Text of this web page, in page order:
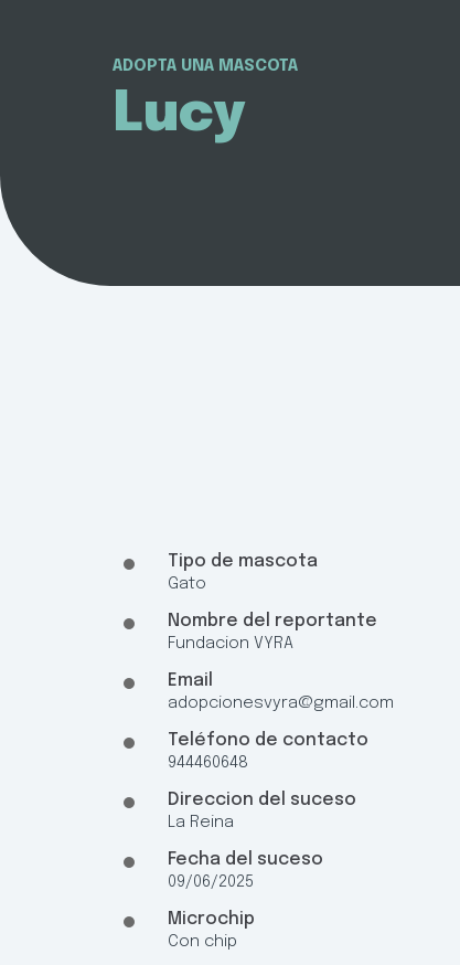
ADOPTA UNA MASCOTA
Lucy
Tipo de mascota
Gato
Nombre del reportante
Fundacion VYRA
Email
adopcionesvyra@gmail.com
Teléfono de contacto
944460648
Direccion del suceso
La Reina
Fecha del suceso
09/06/2025
Microchip
Con chip